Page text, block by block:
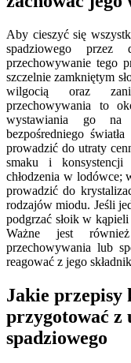
Aby cieszyć się
spadziowego przez
przechowywanie tego
szczelnie zamkniętym
wilgocią oraz
przechowywania to
wystawiania go na
bezpośredniego
prowadzić do utraty
smaku i
chłodzenia w lodówce;
prowadzić do
rodzajów miodu. Jeśli
podgrzać słoik w
Ważne jest
przechowywania lub
reagować z jego
Jakie przepisy
przygotować z
spadziowego